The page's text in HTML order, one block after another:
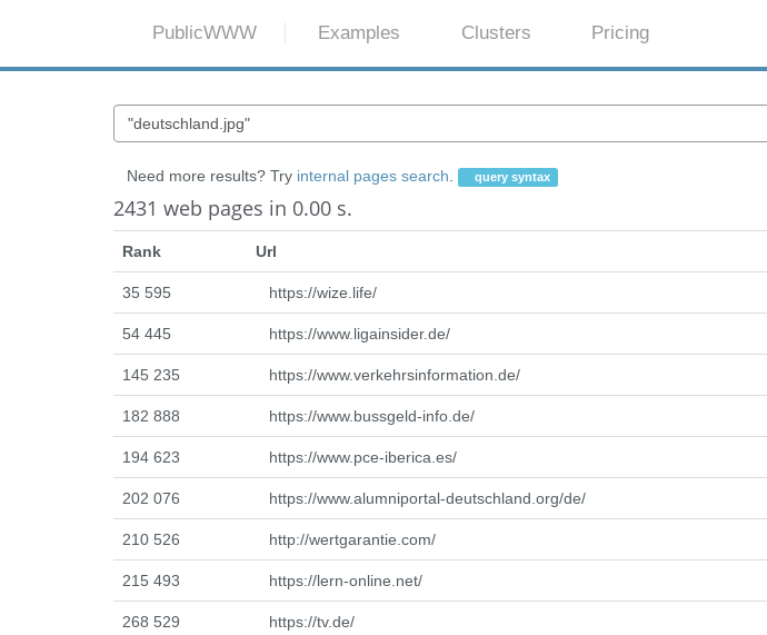
PublicWWW Examples Clusters Pricing
Need more results? Try internal pages search. query syntax
2431 web pages in 0.00 s.
Rank Url
35 595 https://wize.life/
54 445 https://www.ligainsider.de/
145 235 https://www.verkehrsinformation.de/
182 888 https://www.bussgeld-info.de/
194 623 https://www.pce-iberica.es/
202 076 https://www.alumniportal-deutschland.org/de/
210 526 http://wertgarantie.com/
215 493 https://lern-online.net/
268 529 https://tv.de/